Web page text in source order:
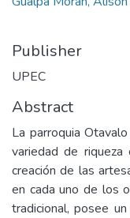
Publisher
UPEC
Abstract
La parroquia
variedad de
creación de las
en cada uno de los
tradicional, posee